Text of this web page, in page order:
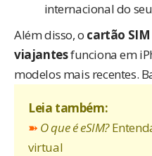
internacional do
Além disso, o cartão
viajantesfunciona em
modelos mais recentes.
Leia também:
➽ O que é eSIM?
virtual